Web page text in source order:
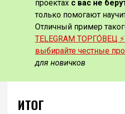
проектах с вас не
только помогают
Отличный пример
TELEGRAM ТОРГО́ВЕЦ
выбирайте честные
для новичков
ИТОГ